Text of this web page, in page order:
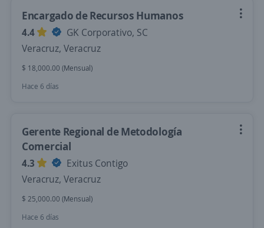
Encargado de Recursos Humanos
4.4
GK Corporativo, SC
Veracruz, Veracruz
$ 18,000.00 (Mensual)
Hace 6 días
Gerente Regional de Metodología
Comercial
4.3
Exitus Contigo
Veracruz, Veracruz
$ 25,000.00 (Mensual)
Hace 6 días